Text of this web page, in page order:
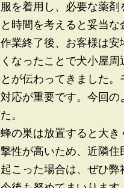
服を着用し、必要な薬
と時間を考えると妥当な
作業終了後、お客様は
くなったことで犬小屋
とが伝わってきました
対応が重要です。今回
た。
蜂の巣は放置すると大
撃性が高いため、近隣
起こった場合は、ぜひ弊